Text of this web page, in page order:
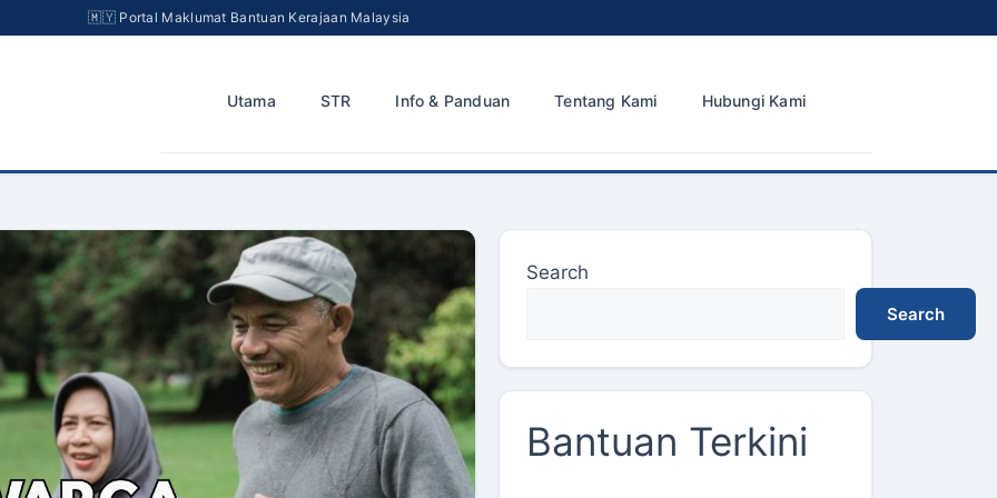
Utama STR Info & Panduan Tentang Kami Hubungi Kami
Search
Search
Bantuan Terkini